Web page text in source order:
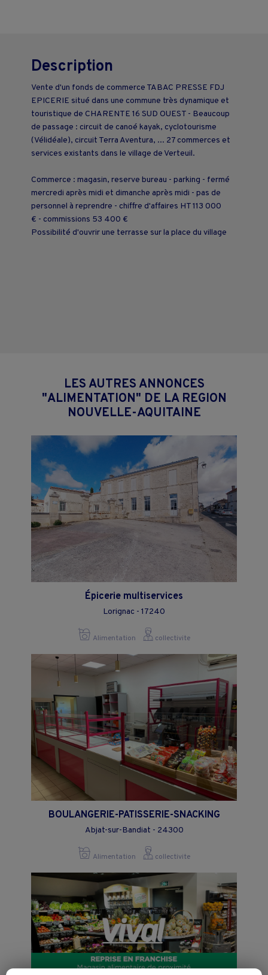
Description
Vente d'un fonds de commerce TABAC PRESSE FDJ
EPICERIE situé dans une commune très dynamique et
touristique de CHARENTE 16 SUD OUEST - Beaucoup
de passage : circuit de canoé kayak, cyclotourisme
(Vélidéale), circuit Terra Aventura, ... 27 commerces et
services existants dans le village de Verteuil.
Commerce : magasin, reserve bureau - parking - fermé
mercredi après midi et dimanche après midi - pas de
personnel à reprendre - chiffre d'affaires HT 113 000
€ - commissions 53 400 €
Possibilité d'ouvrir une terrasse sur la place du village
LES AUTRES ANNONCES
"ALIMENTATION" DE LA REGION
NOUVELLE-AQUITAINE
Épicerie multiservices
Lorignac - 17240
Alimentation collectivite
BOULANGERIE-PATISSERIE-SNACKING
Abjat-sur-Bandiat - 24300
Alimentation collectivite